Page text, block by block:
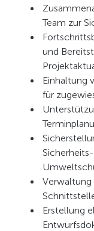
Team zur
und
Einhaltung
für
Verwaltung
Erstellung